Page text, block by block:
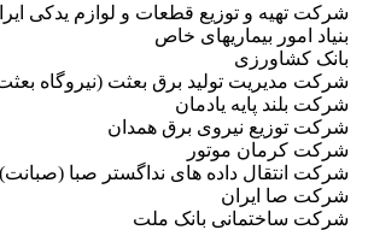
شرکت تهیه و توزیع قطعات و لوازم یدکی
بنیاد امور بیماریهای خاص
بانک کشاورزی
شرکت مدیریت تولید برق بعثت (نیروگاه
شرکت بلند پایه یادمان
شرکت توزیع نیروی برق همدان
شرکت کرمان موتور
شرکت انتقال داده های نداگستر صبا (صبانت)
شرکت صا ایران
شرکت ساختمانی بانک ملت